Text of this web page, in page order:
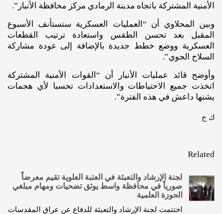
الأمنية المشتركة باتجاه مدينة الرمادي مركز محافظة الأنبار”.
وبين المحلاوي أن “العمليات العسكرية ستستأنف الأسبوع
المقبل بعد تحسن الطقس واستعادة ترتيب القطعات
العسكرية ووضع خطط جديدة بالإضافة إلى عودة مشاركة
السلاح الجوي”.
وأوضح قائد عمليات الأنبار أن “القوات الأمنية المشتركة
اتخذت جميع الاحتياطات والاستعدادات تحسبا لأي هجمات
يشنها داعش في هذه الفترة”.
ك ح
Related
لجنة الإرشاد والتعبئة في العتبة العلوية تقيم معرضاً
صورياً في محافظة واسط يوثق تضحيات ومهام مبلغي
الحوزة العلمية
اختتمت لجنة الإرشاد والتعبئة للدفاع عن عراق المقدسات